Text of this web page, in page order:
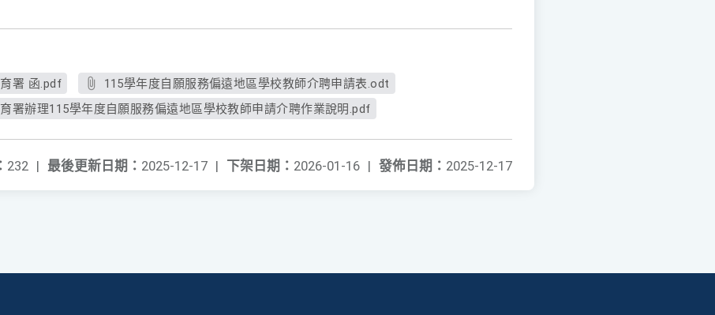
署 函.pdf
115學年度自願服務偏遠地區學校教師介聘申請表.odt
署辦理115學年度自願服務偏遠地區學校教師申請介聘作業說明.pdf
發佈日期： 2025-12-17
下架日期： 2026-01-16 |
最後更新日期： 2025-12-17 |
232 |